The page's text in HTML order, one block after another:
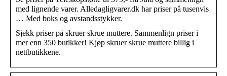
med lignende varer. Alledagligvarer.dk har priser på tusenvis
… Med boks og avstandsstykker.
Sjekk priser på skruer skrue muttere. Sammenlign priser i
mer enn 350 butikker! Kjøp skruer skrue muttere billig i
nettbutikkene.